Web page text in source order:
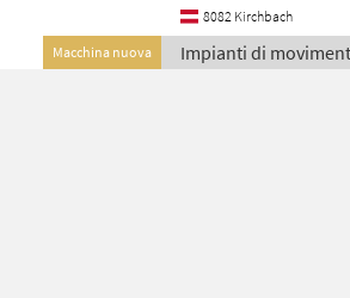
Macchina nuova
8082 Kirchbach
Impianti di